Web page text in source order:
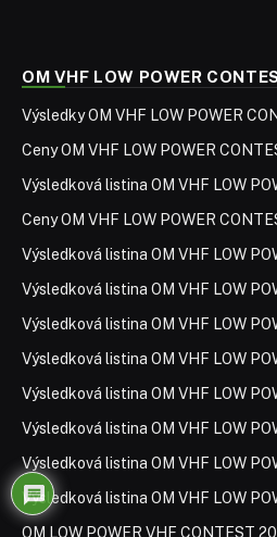
OM VHF LOW POWER
Výsledky OM VHF LOW POWER
Ceny OM VHF LOW POWER
Výsledková listina OM VHF LOW
Ceny OM VHF LOW POWER
Výsledková listina OM VHF LOW
Výsledková listina OM VHF LOW
Výsledková listina OM VHF LOW
Výsledková listina OM VHF LOW
Výsledková listina OM VHF LOW
Výsledková listina OM VHF LOW
Výsledková listina OM VHF LOW
Výsledková listina OM VHF LOW
OM LOW POWER VHF CONTEST